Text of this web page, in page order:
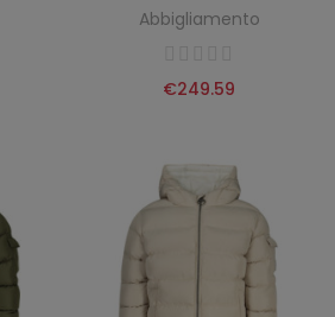
Abbigliamento
€249.59